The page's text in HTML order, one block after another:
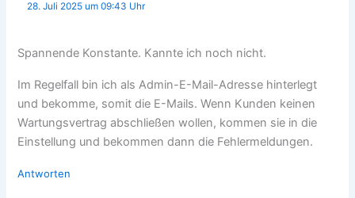
28. Juli 2025 um 09:43 Uhr
Spannende Konstante. Kannte ich noch nicht.
Im Regelfall bin ich als Admin-E-Mail-Adresse hinterlegt
und bekomme, somit die E-Mails. Wenn Kunden keinen
Wartungsvertrag abschließen wollen, kommen sie in die
Einstellung und bekommen dann die Fehlermeldungen.
Antworten